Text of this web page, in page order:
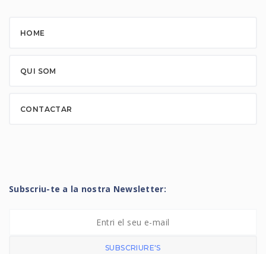
HOME
QUI SOM
CONTACTAR
Subscriu-te a la nostra Newsletter:
SUBSCRIURE'S